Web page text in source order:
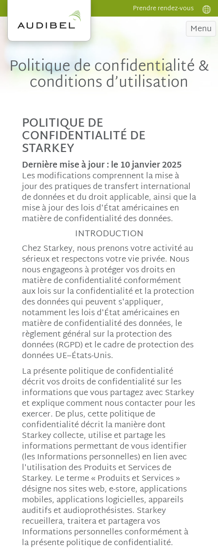
Prendre rendez-vous
Menu
Politique de confidentialité &
conditions d’utilisation
POLITIQUE DE
CONFIDENTIALITÉ DE
STARKEY
Dernière mise à jour : le 10 janvier 2025
Les modifications comprennent la mise à
jour des pratiques de transfert international
de données et du droit applicable, ainsi que la
mise à jour des lois d'État américaines en
matière de confidentialité des données.
INTRODUCTION
Chez Starkey, nous prenons votre activité au
sérieux et respectons votre vie privée. Nous
nous engageons à protéger vos droits en
matière de confidentialité conformément
aux lois sur la confidentialité et la protection
des données qui peuvent s'appliquer,
notamment les lois d'État américaines en
matière de confidentialité des données, le
règlement général sur la protection des
données (RGPD) et le cadre de protection des
données UE–États-Unis.
La présente politique de confidentialité
décrit vos droits de confidentialité sur les
informations que vous partagez avec Starkey
et explique comment nous contacter pour les
exercer. De plus, cette politique de
confidentialité décrit la manière dont
Starkey collecte, utilise et partage les
informations permettant de vous identifier
(les Informations personnelles) en lien avec
l'utilisation des Produits et Services de
Starkey. Le terme « Produits et Services »
désigne nos sites web, e-store, applications
mobiles, applications logicielles, appareils
auditifs et audioprothésistes. Starkey
recueillera, traitera et partagera vos
Informations personnelles conformément à
la présente politique de confidentialité.